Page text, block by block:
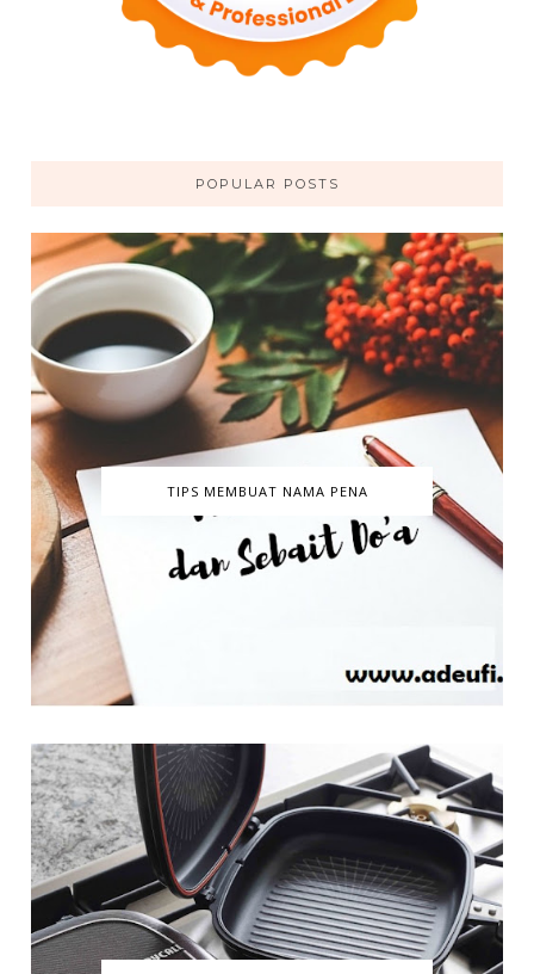
POPULAR POSTS
TIPS MEMBUAT NAMA PENA